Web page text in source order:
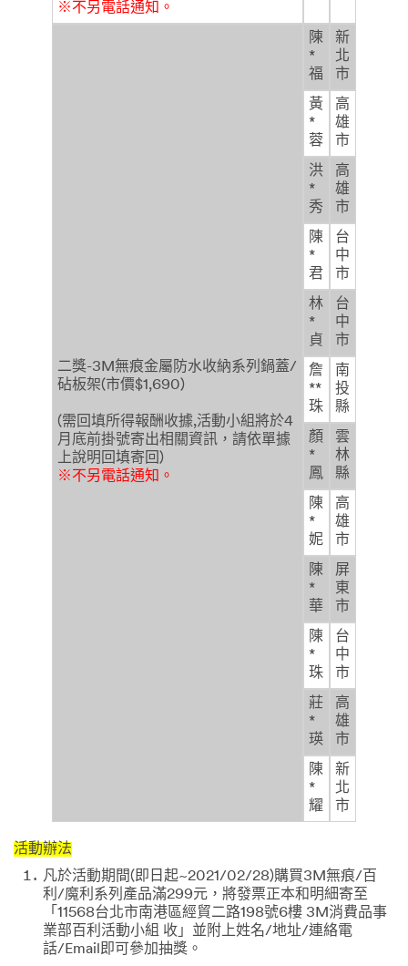
※不另電話通知。
二獎-3M無痕金屬防水收納系列鍋蓋/
砧板架(市價$1,690)
(需回填所得報酬收據,活動小組將於4
月底前掛號寄出相關資訊，請依單據
上說明回填寄回)
※不另電話通知。
陳
*
福
新
北
市
黃
*
蓉
高
雄
市
洪
*
秀
高
雄
市
陳
*
君
台
中
市
林
*
貞
台
中
市
詹
**
珠
南
投
縣
顏
*
鳳
雲
林
縣
陳
*
妮
高
雄
市
陳
*
華
屏
東
市
陳
*
珠
台
中
市
莊
*
瑛
高
雄
市
陳
*
耀
新
北
市
活動辦法
凡於活動期間(即日起~2021/02/28)購買3M無痕/百
利/魔利系列產品滿299元，將發票正本和明細寄至
「11568台北市南港區經貿二路198號6樓 3M消費品事
業部百利活動小組 收」並附上姓名/地址/連絡電
話/Email即可參加抽獎。